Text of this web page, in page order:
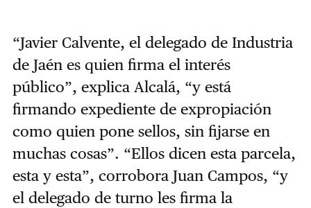
“Javier Calvente, el delegado de Industria
de Jaén es quien firma el interés
público”, explica Alcalá, “y está
firmando expediente de expropiación
como quien pone sellos, sin fijarse en
muchas cosas”. “Ellos dicen esta parcela,
esta y esta”, corrobora Juan Campos, “y
el delegado de turno les firma la